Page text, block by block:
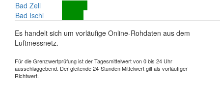
Bad Zell
Bad Ischl
Es handelt sich um vorläufige Online-Rohdaten aus dem
Luftmessnetz.
Für die Grenzwertprüfung ist der Tagesmittelwert von 0 bis 24 Uhr
ausschlaggebend. Der gleitende 24-Stunden Mittelwert gilt als vorläufiger
Richtwert.